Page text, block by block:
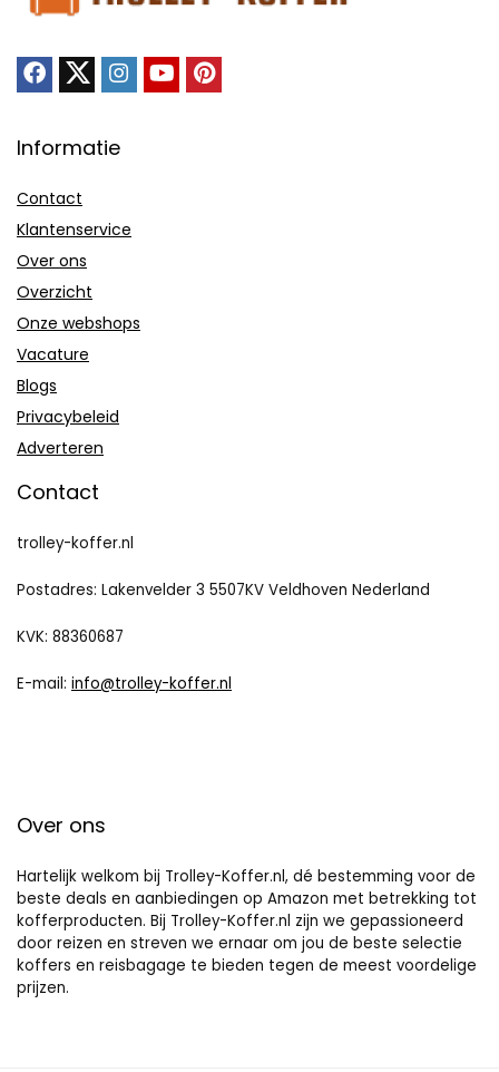
Informatie
Contact
Klantenservice
Over ons
Overzicht
Onze webshops
Vacature
Blogs
Privacybeleid
Adverteren
Contact
trolley-koffer.nl
Postadres: Lakenvelder 3 5507KV Veldhoven Nederland
KVK: 88360687
E-mail: info@trolley-koffer.nl
Over ons
Hartelijk welkom bij Trolley-Koffer.nl, dé bestemming voor de
beste deals en aanbiedingen op Amazon met betrekking tot
kofferproducten. Bij Trolley-Koffer.nl zijn we gepassioneerd
door reizen en streven we ernaar om jou de beste selectie
koffers en reisbagage te bieden tegen de meest voordelige
prijzen.